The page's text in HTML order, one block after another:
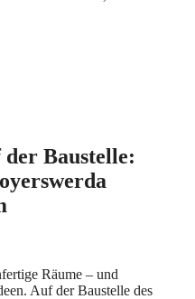
der Baustelle:
Räume – und
Auf der Baustelle des